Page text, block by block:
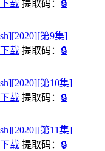
载 提取码： 🔒
第9集]
载 提取码： 🔒
第10集]
载 提取码： 🔒
第11集]
载 提取码： 🔒